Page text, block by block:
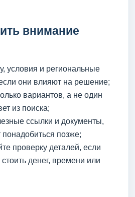
внимание
условия и региональные
они влияют на решение;
вариантов, а не один
из поиска;
ссылки и документы,
понадобиться позже;
проверку деталей, если
денег, времени или